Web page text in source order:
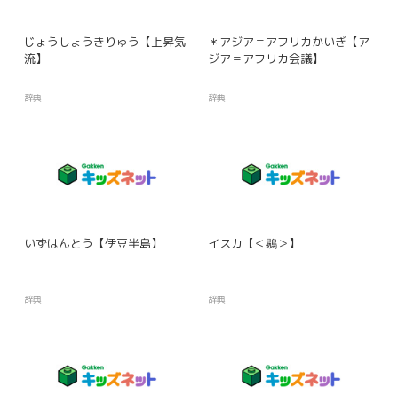
じょうしょうきりゅう【上昇気
流】
辞典
＊アジア＝アフリカかいぎ【ア
ジア＝アフリカ会議】
辞典
いずはんとう【伊豆半島】
辞典
イスカ【＜鶍＞】
辞典